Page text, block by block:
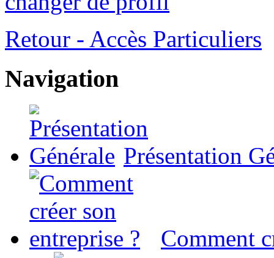
Retour - Accès Particuliers
Navigation
Présentation
Comment